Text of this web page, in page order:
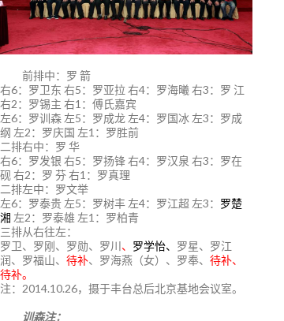
前排中：罗 箭
右6：罗卫东 右5：罗亚拉 右4：罗海曦 右3：罗 江
右2：罗锡主 右1：傅氏嘉宾
左6：罗训森 左5：罗成龙 左4：罗国冰 左3：罗成
纲 左2：罗庆国 左1：罗胜前
二排右中：罗 华
右6：罗发银 右5：罗扬锋 右4：罗汉泉 右3：罗在
砚 右2：罗 芬 右1：罗真理
二排左中：罗文举
左6：罗泰贵 左5：罗树丰 左4：罗江超 左3： 罗楚
湘 左2：罗泰雄 左1：罗柏青
三排从右往左：
罗卫、罗刚、罗勋、罗川、 罗学怡、 罗星、罗江
润、罗福山、 待补、罗海燕（女）、罗奉、 待补、
待补。
注：2014.10.26，摄于丰台总后北京基地会议室。
训森注：